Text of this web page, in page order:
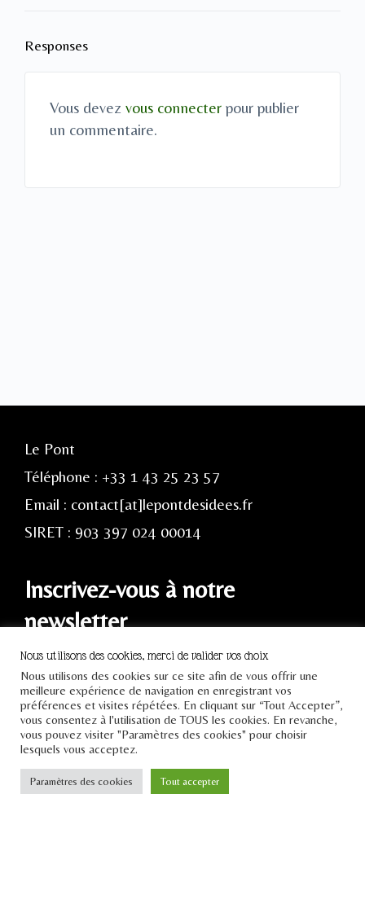
Responses
Vous devez vous connecter pour publier
un commentaire.
Le Pont
Téléphone : +33 1 43 25 23 57
Email : contact[at]lepontdesidees.fr
SIRET : 903 397 024 00014
Inscrivez-vous à notre
newsletter
JE M'INSCRIS
Nous utilisons des cookies, merci de valider vos choix
Nous utilisons des cookies sur ce site afin de vous offrir une
meilleure expérience de navigation en enregistrant vos
préférences et visites répétées. En cliquant sur “Tout Accepter”,
vous consentez à l'utilisation de TOUS les cookies. En revanche,
vous pouvez visiter "Paramètres des cookies" pour choisir
lesquels vous acceptez.
Paramètres des cookies Tout accepter